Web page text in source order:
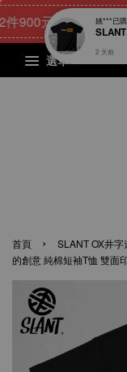
元 點我 立即購
選單
首頁 ›
SLANT OX井
的創意 純棉短袖T恤 雙面